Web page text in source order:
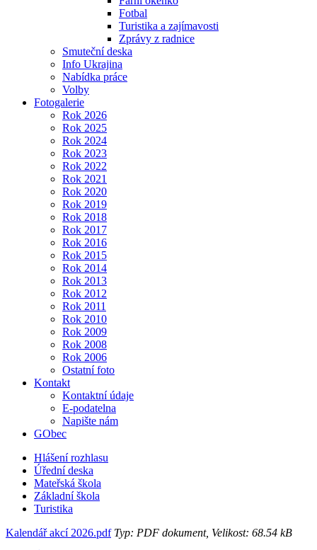
Fotbal
Turistika a zajímavosti
Zprávy z radnice
Smuteční deska
Info Ukrajina
Nabídka práce
Volby
Fotogalerie
Rok 2026
Rok 2025
Rok 2024
Rok 2023
Rok 2022
Rok 2021
Rok 2020
Rok 2019
Rok 2018
Rok 2017
Rok 2016
Rok 2015
Rok 2014
Rok 2013
Rok 2012
Rok 2011
Rok 2010
Rok 2009
Rok 2008
Rok 2006
Ostatní foto
Kontakt
Kontaktní údaje
E-podatelna
Napište nám
GObec
Hlášení rozhlasu
Úřední deska
Mateřská škola
Základní škola
Turistika
Kalendář akcí 2026.pdfTyp: PDF dokument, Velikost: 68.54 kB